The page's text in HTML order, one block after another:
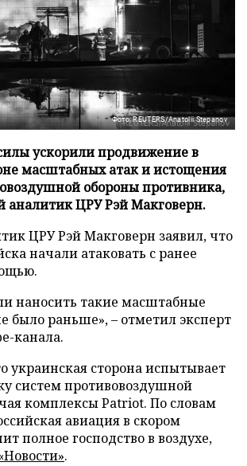
Фото: REUTERS/Anatolii Stepanov
ускорили продвижение в
масштабных атак и истощения
обороны противника,
аналитик ЦРУ Рэй Макговерн.
ЦРУ Рэй Макговерн заявил, что
начали атаковать с ранее
наносить такие масштабные
было раньше», – отметил эксперт
канала.
украинская сторона испытывает
систем противовоздушной
комплексы Patriot. По словам
авиация в скором
полное господство в воздухе,
.